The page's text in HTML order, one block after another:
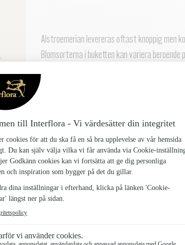
Alstroemerian levereras oftast knoppig men
Blomsorterna i buketten kan variera
FÄRGLYCKA MELLAN 339 kr
FÄRGLYCKA STOR 399 kr